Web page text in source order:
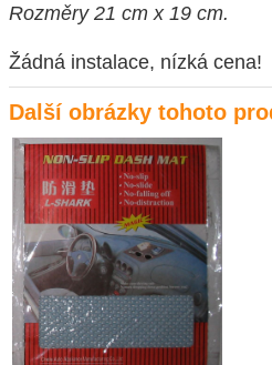
Rozměry 21 cm x 19 cm.
Žádná instalace, nízká cena!
Další obrázky tohoto